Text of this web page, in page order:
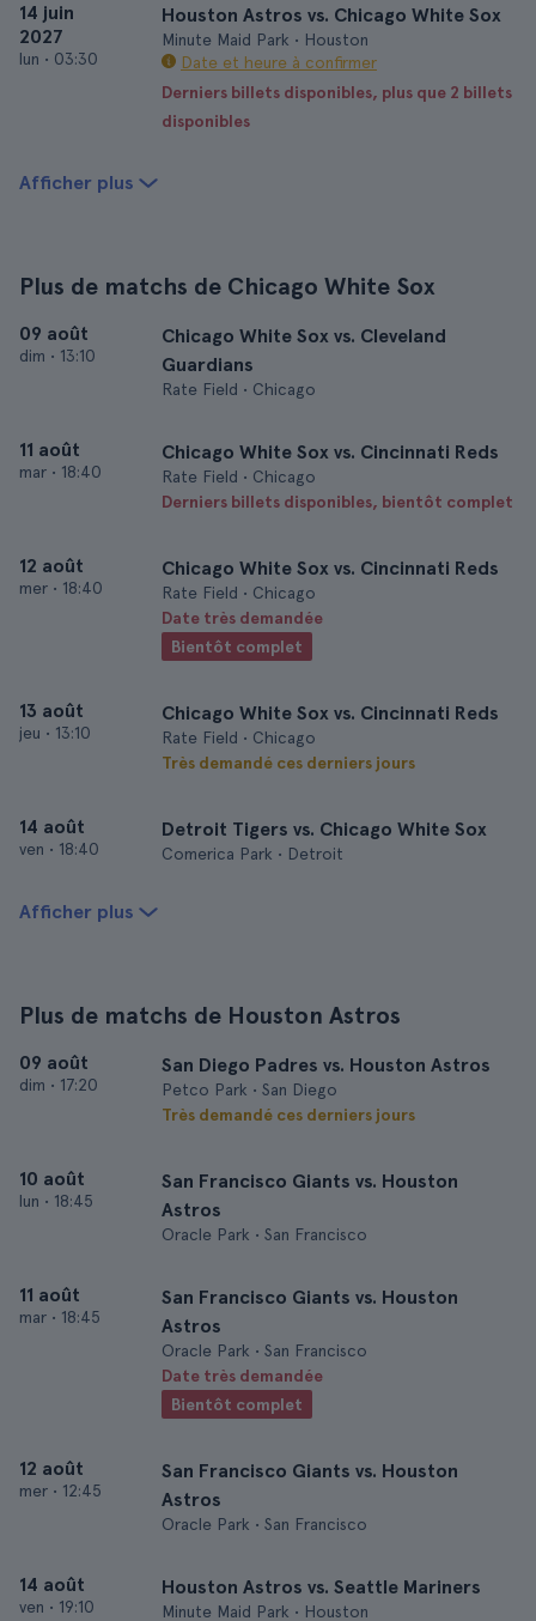
14 juin
2027
lun • 03:30
Houston Astros vs. Chicago White Sox
Minute Maid Park • Houston
Date et heure à confirmer
Derniers billets disponibles, plus que 2 billets
disponibles
Afficher plus
Plus de matchs de Chicago White Sox
09 août
dim • 13:10
Chicago White Sox vs. Cleveland
Guardians
Rate Field • Chicago
11 août
mar • 18:40
Chicago White Sox vs. Cincinnati Reds
Rate Field • Chicago
Derniers billets disponibles, bientôt complet
12 août
mer • 18:40
Chicago White Sox vs. Cincinnati Reds
Rate Field • Chicago
Date très demandée
Bientôt complet
13 août
jeu • 13:10
Chicago White Sox vs. Cincinnati Reds
Rate Field • Chicago
Très demandé ces derniers jours
14 août
ven • 18:40
Detroit Tigers vs. Chicago White Sox
Comerica Park • Detroit
Afficher plus
Plus de matchs de Houston Astros
09 août
dim • 17:20
San Diego Padres vs. Houston Astros
Petco Park • San Diego
Très demandé ces derniers jours
10 août
lun • 18:45
San Francisco Giants vs. Houston
Astros
Oracle Park • San Francisco
11 août
mar • 18:45
San Francisco Giants vs. Houston
Astros
Oracle Park • San Francisco
Date très demandée
Bientôt complet
12 août
mer • 12:45
San Francisco Giants vs. Houston
Astros
Oracle Park • San Francisco
14 août
ven • 19:10
Houston Astros vs. Seattle Mariners
Minute Maid Park • Houston